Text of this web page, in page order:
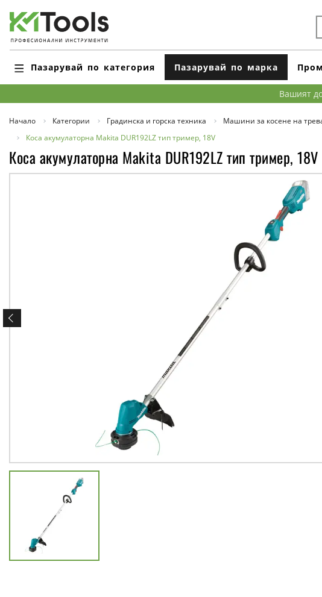
Пазарувай по категория Пазарувай по марка
Вашият
Начало Категории Градинска и горска техника Машини за косене на
Коса акумулаторна Makita DUR192LZ тип тример, 18V
Коса акумулаторна Makita DUR192LZ тип тример, 18V